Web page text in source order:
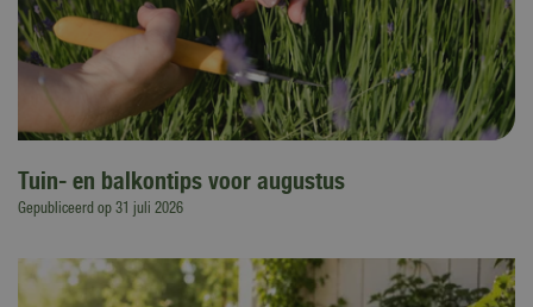
Tuin- en balkontips voor augustus
Gepubliceerd op 31 juli 2026